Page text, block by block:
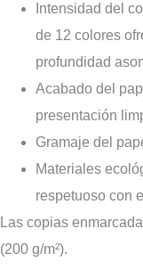
Intensidad del
de 12 colores
profundidad
Acabado del
presentación
Gramaje del
Materiales
respetuoso con
Las copias
(200 g/m²).